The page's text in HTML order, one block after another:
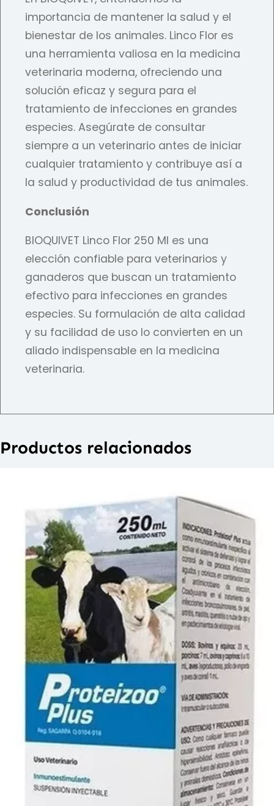
importancia de mantener la salud y el
bienestar de los animales. Linco Flor es
una herramienta valiosa en la medicina
veterinaria moderna, ofreciendo una
solución eficaz y segura para el
tratamiento de infecciones en grandes
especies. Asegúrate de consultar
siempre a un veterinario antes de iniciar
cualquier tratamiento y contribuye así a
la salud y productividad de tus animales.
Conclusión
BIOQUIVET Linco Flor 250 Ml es una
elección confiable para veterinarios y
ganaderos que buscan un tratamiento
efectivo para infecciones en grandes
especies. Su formulación de alta calidad
y su facilidad de uso lo convierten en un
aliado indispensable en la medicina
veterinaria.
Productos relacionados